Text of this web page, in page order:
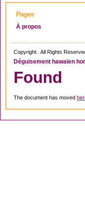
Pages
À propos
Copyright . All Rights
Déguisement hawaïen
Found
The document has moved